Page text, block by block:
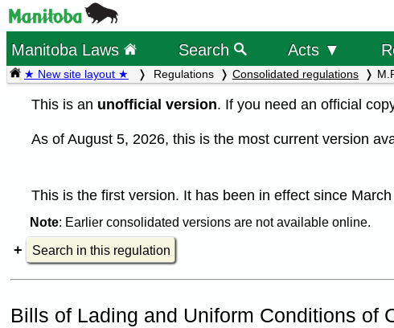
Manitoba Laws Search Acts ▼
★ New site layout ★ Regulations Consolidated regulations
This is an unofficial version. If you need an official
As of August 5, 2026, this is the most current version
This is the first version. It has been in effect since
Note: Earlier consolidated versions are not available online.
Search in this regulation
Bills of Lading and Uniform Conditions of